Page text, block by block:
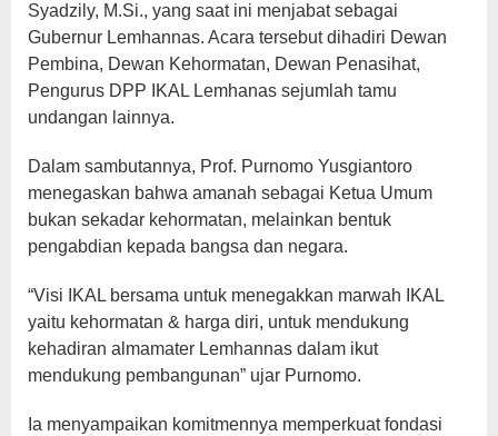
Syadzily, M.Si., yang saat ini menjabat sebagai
Gubernur Lemhannas. Acara tersebut dihadiri Dewan
Pembina, Dewan Kehormatan, Dewan Penasihat,
Pengurus DPP IKAL Lemhanas sejumlah tamu
undangan lainnya.
Dalam sambutannya, Prof. Purnomo Yusgiantoro
menegaskan bahwa amanah sebagai Ketua Umum
bukan sekadar kehormatan, melainkan bentuk
pengabdian kepada bangsa dan negara.
“Visi IKAL bersama untuk menegakkan marwah IKAL
yaitu kehormatan & harga diri, untuk mendukung
kehadiran almamater Lemhannas dalam ikut
mendukung pembangunan” ujar Purnomo.
Ia menyampaikan komitmennya memperkuat fondasi